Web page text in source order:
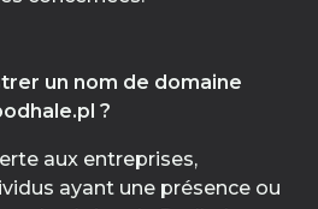
un nom de domaine
?
aux entreprises,
ayant une présence ou